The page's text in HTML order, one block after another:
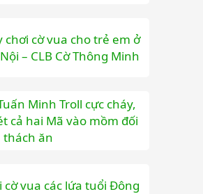
chơi cờ vua cho trẻ em ở
– CLB Cờ Thông Minh
Minh Troll cực cháy,
cả hai Mã vào mồm đối
ăn
cờ vua các lứa tuổi Đông